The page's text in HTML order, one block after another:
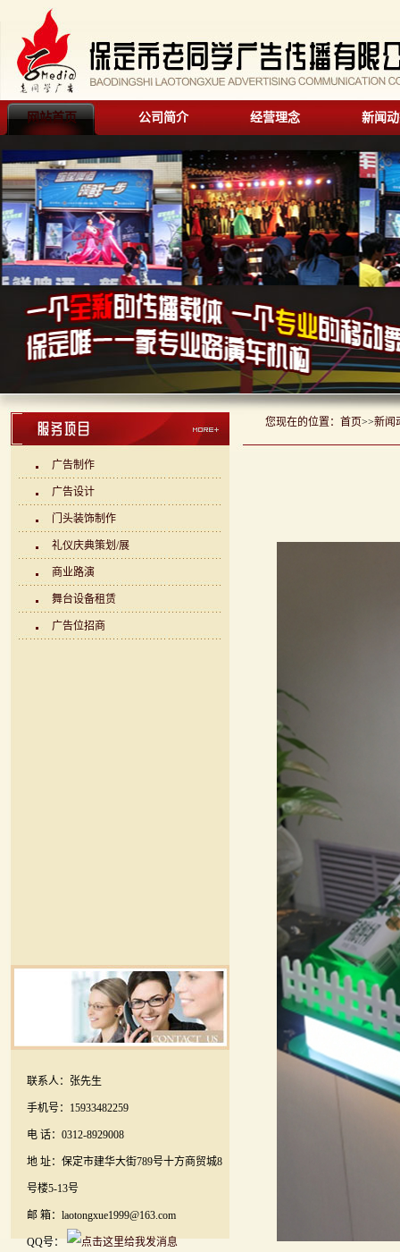
网站首页 公司简介 经营理念 新闻
广告制作
广告设计
门头装饰制作
礼仪庆典策划/展
商业路演
舞台设备租赁
广告位招商
联系人：张先生
手机号：15933482259
电 话：0312-8929008
地 址：保定市建华大街789号十方商贸城8
号楼5-13号
邮 箱：laotongxue1999@163.com
QQ号：
您现在的位置： 首页>>新闻